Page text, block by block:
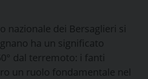
nazionale dei Bersaglieri si
ha un significato
dal terremoto: i fanti
un ruolo fondamentale nel